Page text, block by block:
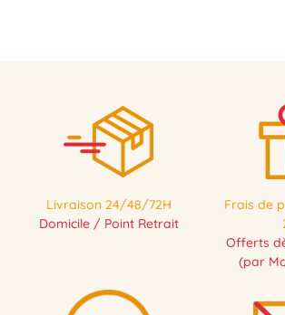
Livraison 24/48/72H
Domicile / Point Retrait
Frais de
Offerts
(par